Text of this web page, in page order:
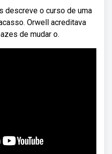
descreve o curso de uma
Orwell acreditava
de mudar o.